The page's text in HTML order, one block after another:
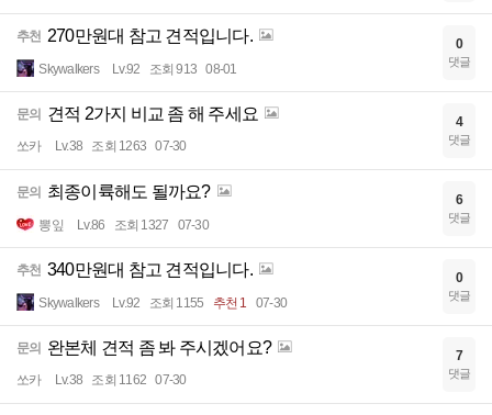
추천 270만원대 참고 견적입니다.
Skywalkers Lv.92 조회 913 08-01
0
댓글
문의 견적 2가지 비교 좀 해 주세요
쏘카 Lv.38 조회 1263 07-30
4
댓글
문의 최종이륙해도 될까요?
뽕잎 Lv.86 조회 1327 07-30
6
댓글
추천 340만원대 참고 견적입니다.
Skywalkers Lv.92 조회 1155 추천 1 07-30
0
댓글
문의 완본체 견적 좀 봐 주시겠어요?
쏘카 Lv.38 조회 1162 07-30
7
댓글